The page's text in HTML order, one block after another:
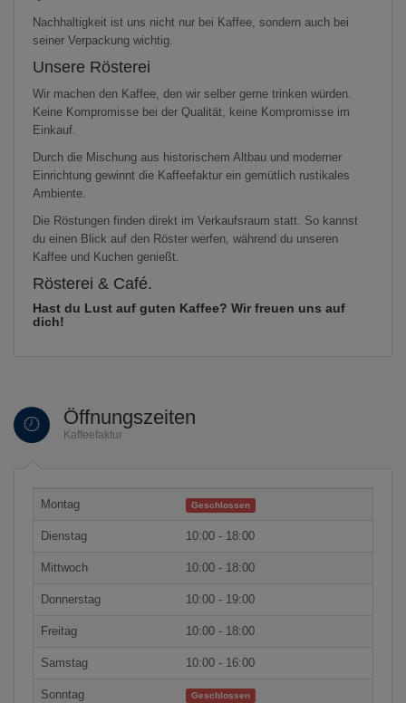
Nachhaltigkeit ist uns nicht nur bei Kaffee, sondern auch bei
seiner Verpackung wichtig.
Unsere Rösterei
Wir machen den Kaffee, den wir selber gerne trinken würden.
Keine Kompromisse bei der Qualität, keine Kompromisse im
Einkauf.
Durch die Mischung aus historischem Altbau und moderner
Einrichtung gewinnt die Kaffeefaktur ein gemütlich rustikales
Ambiente.
Die Röstungen finden direkt im Verkaufsraum statt. So kannst
du einen Blick auf den Röster werfen, während du unseren
Kaffee und Kuchen genießt.
Rösterei & Café.
Hast du Lust auf guten Kaffee? Wir freuen uns auf
dich!
Öffnungszeiten
Kaffeefaktur
Montag Geschlossen
Dienstag 10:00 - 18:00
Mittwoch 10:00 - 18:00
Donnerstag 10:00 - 19:00
Freitag 10:00 - 18:00
Samstag 10:00 - 16:00
Sonntag Geschlossen